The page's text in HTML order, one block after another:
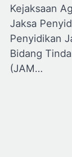
Kejaksaan
Jaksa
Penyidikan
Bidang
(JAM…